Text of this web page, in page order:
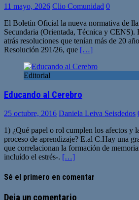
11 mayo, 2026 Clio Comunidad 0
El Boletín Oficial la nueva normativa de
Secundaria (Orientada, Técnica y CENS).
atrás resoluciones que tenían más de 20
Resolución 291/26, que […]
Editorial
Educando al Cerebro
25 octubre, 2016 Daniela Leiva Seisdedos
1) ¿Qué papel o rol cumplen los afectos y
proceso de aprendizaje? E.al C.Hay una
que correlacionan la formación de
incluído el estrés-. […]
Sé el primero en comentar
Deja un comentario